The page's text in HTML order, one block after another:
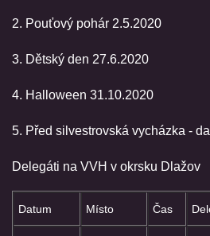
HISTORIE
POMOCNÍCI A ZAJÍMAVOSTI
2. Pouťový pohár 2.5.2020
3. Dětský den 27.6.2020
4. Halloween 31.10.2020
5. Před silvestrovská vycházka -
Delegáti na VVH v okrsku Dlažov
Datum Místo Čas